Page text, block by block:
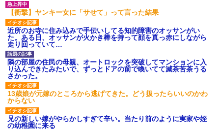
【衝撃】ヤンキー女に「サせて」って言った結果
近所のお寺に住み込みで手伝いしてる知的障害のオッサンがい
た。ある日、オッサンが火かき棒を持って顔を真っ赤にしながら
走り回っていて…
隣の部屋の住民の母親、オートロックを突破してマンションに入
り込んできたみたいで、ずっとドアの前で喚いてて滅茶苦茶うる
さかった。
13歳娘が元嫁のところから逃げてきた。どう扱ったらいいのかわ
からない
兄の新しい嫁がやらかしすぎて辛い。当たり前のように実家や姪
の幼稚園に来る